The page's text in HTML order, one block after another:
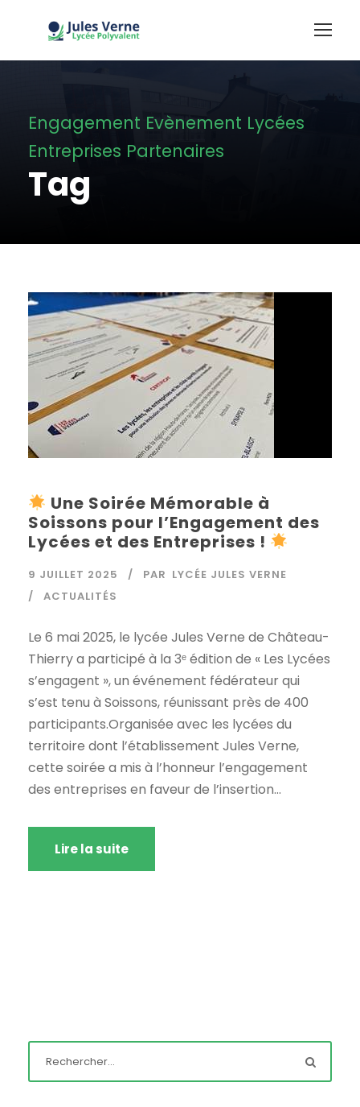
Engagement Evènement Lycées
Entreprises Partenaires
Tag
Une Soirée Mémorable à
Soissons pour l’Engagement des
Lycées et des Entreprises !
9 JUILLET 2025 PAR LYCÉE JULES VERNE
ACTUALITÉS
Le 6 mai 2025, le lycée Jules Verne de Château-
Thierry a participé à la 3ᵉ édition de « Les Lycées
s’engagent », un événement fédérateur qui
s’est tenu à Soissons, réunissant près de 400
participants.Organisée avec les lycées du
territoire dont l’établissement Jules Verne,
cette soirée a mis à l’honneur l’engagement
des entreprises en faveur de l’insertion...
Lire la suite